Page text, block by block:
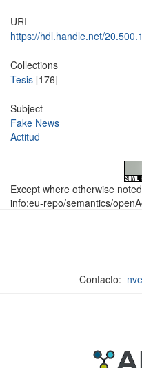
URI
https://hdl.handle.net/
Collections
Tesis [176]
Subject
Fake News
Actitud
Except where otherwise
info:eu-repo/semantics/
Contacto: